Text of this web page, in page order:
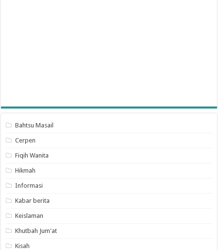
Bahtsu Masail
Cerpen
Fiqih Wanita
Hikmah
Informasi
Kabar berita
Keislaman
Khutbah Jum'at
Kisah